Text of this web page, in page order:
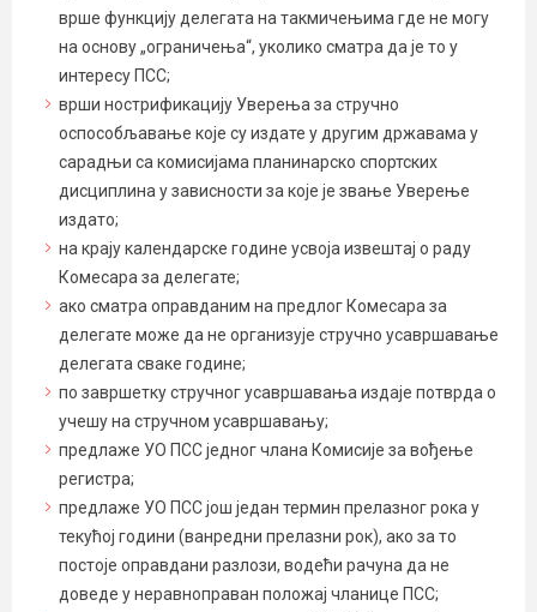
врше функцију делегата на такмичењима где не могу
на основу „ограничења“, уколико сматра да је то у
интересу ПСС;
врши нострификацију Уверења за стручно
оспособљавање које су издате у другим државама у
сарадњи са комисијама планинарско спортских
дисциплина у зависности за које је звање Уверење
издато;
на крају календарске године усвоја извештај о раду
Комесара за делегате;
ако сматра оправданим на предлог Комесара за
делегате може да не организује стручно усавршавање
делегата сваке године;
по завршетку стручног усавршавања издаје потврда о
учешу на стручном усавршавању;
предлаже УО ПСС једног члана Комисије за вођење
регистра;
предлаже УО ПСС још један термин прелазног рока у
текућој години (ванредни прелазни рок), ако за то
постоје оправдани разлози, водећи рачуна да не
доведе у неравноправан положај чланице ПСС;